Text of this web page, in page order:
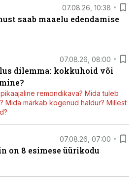
07.08.26, 10:38
saab maaelu edendamise
07.08.26, 08:00
dilemma: kokkuhoid või
remondikava? Mida tuleb
Mida märkab kogenud haldur? Millest
07.08.26, 07:00
on 8 esimese üürikodu